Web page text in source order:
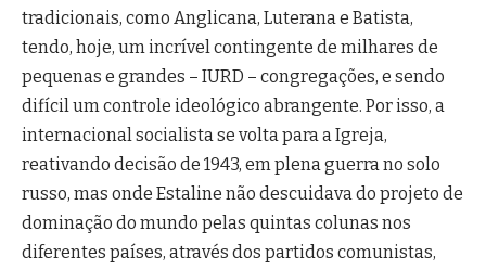
tradicionais, como Anglicana, Luterana e Batista,
tendo, hoje, um incrível contingente de milhares de
pequenas e grandes – IURD – congregações, e sendo
difícil um controle ideológico abrangente. Por isso, a
internacional socialista se volta para a Igreja,
reativando decisão de 1943, em plena guerra no solo
russo, mas onde Estaline não descuidava do projeto de
dominação do mundo pelas quintas colunas nos
diferentes países, através dos partidos comunistas,